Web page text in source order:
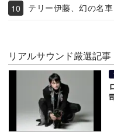
テリー伊藤、幻の名
リアルサウンド厳選記事